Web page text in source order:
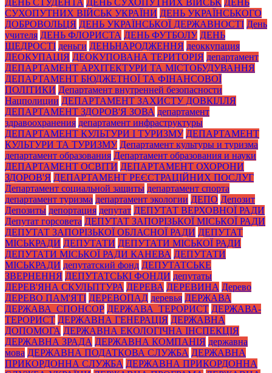
СУХОПУТНИХ ВІЙСЬК УКРАЇНИ ДЕНЬ УКРАЇНСЬКОГО
ДОБРОВОЛЬЦЯ ДЕНЬ УКРАЇНСЬКОЇ ДЕРЖАВНОСТІ День
учителя ДЕНЬ ФЛОРИСТА ДЕНЬ ФУТБОЛУ ДЕНЬ
ЩЕДРОСТІ деньги ДЕНЬНАРОДЖЕННЯ деоккупация
ДЕОКУПАЦІЯ ДЕОКУПОВАНА ТЕРИТОРІЯ департамент
ДЕПАРТАМЕНТ АРХІТЕКТУРИ ТА МІСТОБУДУВАННЯ
ДЕПАРТАМЕНТ БЮДЖЕТНОЇ ТА ФІНАНСОВОЇ
ПОЛІТИКИ Департамент внутренней безопасности
Нацполиции ДЕПАРТАМЕНТ ЗАХИСТУ ДОВКІЛЛЯ
ДЕПАРТАМЕНТ ЗДОРОВ'Я ЗОВА департамент
здравоохранения департамент инфраструктуры
ДЕПАРТАМЕНТ КУЛЬТУРИ І ТУРИЗМУ ДЕПАРТАМЕНТ
КУЛЬТУРИ ТА ТУРИЗМУ Департамент культуры и туризма
департамент образования Департамент образования и науки
ДЕПАРТАМЕНТ ОСВІТИ ДЕПАРТАМЕНТ ОХОРОНИ
ЗДОРОВ'Я ДЕПАРТАМЕНТ РЕЄСТРАЦІЙНИХ ПОСЛУГ
Департамент социальной защиты департамент спорта
департамент туризма департамент экологии ДЕПО Депозит
Депозиты депортация депутат ДЕПУТАТ ВЕРХОВНОЇ РАДИ
Депутат горсовета ДЕПУТАТ ЗАПОРІЗЬКОЇ МІСЬКОЇ РАДИ
ДЕПУТАТ ЗАПОРІЗЬКОЇ ОБЛАСНОЇ РАДИ ДЕПУТАТ
МІСЬКРАДИ ДЕПУТАТИ ДЕПУТАТИ МІСЬКОЇ РАДИ
ДЕПУТАТИ МІСЬКОЇ РАДИ КАНЕВА ДЕПУТАТИ
МІСЬКРАДИ депутатский фонд ДЕПУТАТСЬКЕ
ЗВЕРНЕННЯ ДЕПУТАТСЬКІ ФОНДИ депутаты
ДЕРЕВ'ЯНА СКУЛЬПТУРА ДЕРЕВА ДЕРЕВИНА Дерево
ДЕРЕВО ПАМ'ЯТІ ДЕРЕВОПАД деревья ДЕРЖАВА
ДЕРЖАВА_СПОНСОР ДЕРЖАВА_ТЕРОРИСТ ДЕРЖАВА-
ТЕРОРИСТ ДЕРЖАВНА ГЕНЕРАЦІЯ ДЕРЖАВНА
ДОПОМОГА ДЕРЖАВНА ЕКОЛОГІЧНА ІНСПЕКЦІЯ
ДЕРЖАВНА ЗРАДА ДЕРЖАВНА КОМПАНІЯ державна
мова ДЕРЖАВНА ПОДАТКОВА СЛУЖБА ДЕРЖАВНА
ПРИКОРДОННА СЛУЖБА ДЕРЖАВНА ПРИКОРДОННА